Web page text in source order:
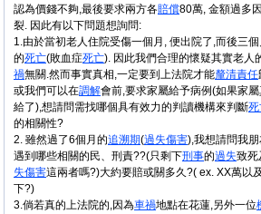
認為價錢不夠,最後要求兩方各賠償80萬, 金額過多
裂. 因此有以下問題想詢問:
1.由於當初老人住院受傷一個月, 便出院了,而後三
的死亡(敗血症死亡). 因此我們合理的懷疑其實老人
禍無關.然而事實真相,一定要到上法院才能釐清責任
或我們可以在調解會前,要求家屬給予病例(如果家
給了),想請問需找哪個具有效力的判讀機構來判斷
的相關性?
2. 雖然過了6個月的追溯期(過失傷害),我想請問我
遇到哪些相關的民、刑責??(只剩下刑事的過失致死
失傷害這兩者嗎?)大約要賠或關多久?( ex. XX萬以
下?)
3.倘若真的上法院的,因為車禍地點在花蓮,另外一位